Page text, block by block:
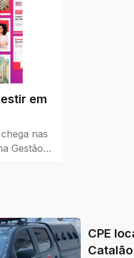
em
nas
Gestão
CPE